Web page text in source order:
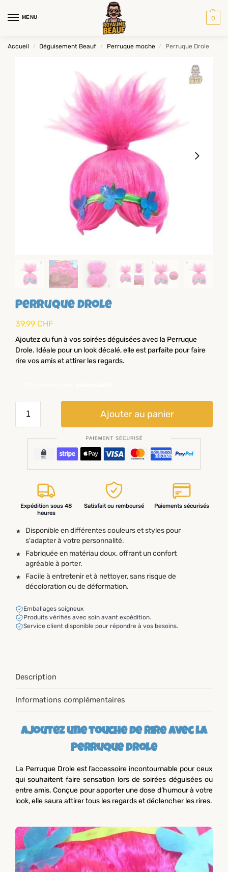
MENU 0
Accueil / Déguisement Beauf / Perruque moche / Perruque Drole
Perruque Drole
39.99 CHF
Ajoutez du fun à vos soirées déguisées avec la Perruque
Drole. Idéale pour un look décalé, elle est parfaite pour faire
rire vos amis et attirer les regards.
Ajouter au panier
Expédition sous 48
heures
Satisfait ou remboursé Paiements sécurisés
Disponible en différentes couleurs et styles pour
s'adapter à votre personnalité.
Fabriquée en matériau doux, offrant un confort
agréable à porter.
Facile à entretenir et à nettoyer, sans risque de
décoloration ou de déformation.
Emballages soigneux
Produits vérifiés avec soin avant expédition.
Service client disponible pour répondre à vos besoins.
Description
Informations complémentaires
Ajoutez une touche de rire avec la
Perruque Drole
La Perruque Drole est l’accessoire incontournable pour ceux
qui souhaitent faire sensation lors de soirées déguisées ou
entre amis. Conçue pour apporter une dose d’humour à votre
look, elle saura attirer tous les regards et déclencher les rires.